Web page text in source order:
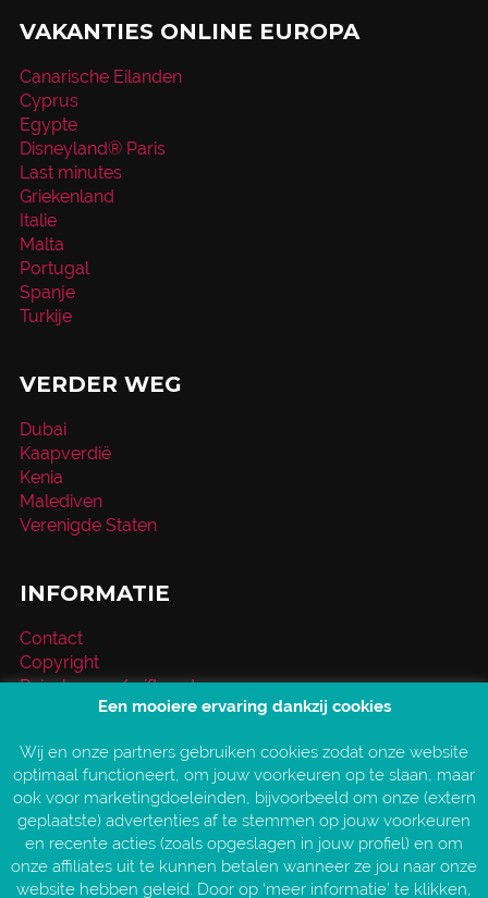
VAKANTIES ONLINE EUROPA
Canarische Eilanden
Cyprus
Egypte
Disneyland® Paris
Last minutes
Griekenland
Italie
Malta
Portugal
Spanje
Turkije
VERDER WEG
Dubai
Kaapverdië
Kenia
Malediven
Verenigde Staten
INFORMATIE
Contact
Copyright
Reischeque / giftcard
Over VakantieXperts
Service en vragen
Vind jouw VakantieXpert
Vacatures
AANGESLOTEN BIJ:
Een mooiere ervaring dankzij cookies
Wij en onze partners gebruiken cookies zodat onze website
optimaal functioneert, om jouw voorkeuren op te slaan, maar
ook voor marketingdoeleinden, bijvoorbeeld om onze (extern
geplaatste) advertenties af te stemmen op jouw voorkeuren
en recente acties (zoals opgeslagen in jouw profiel) en om
onze affiliates uit te kunnen betalen wanneer ze jou naar onze
website hebben geleid. Door op ‘meer informatie’ te klikken,